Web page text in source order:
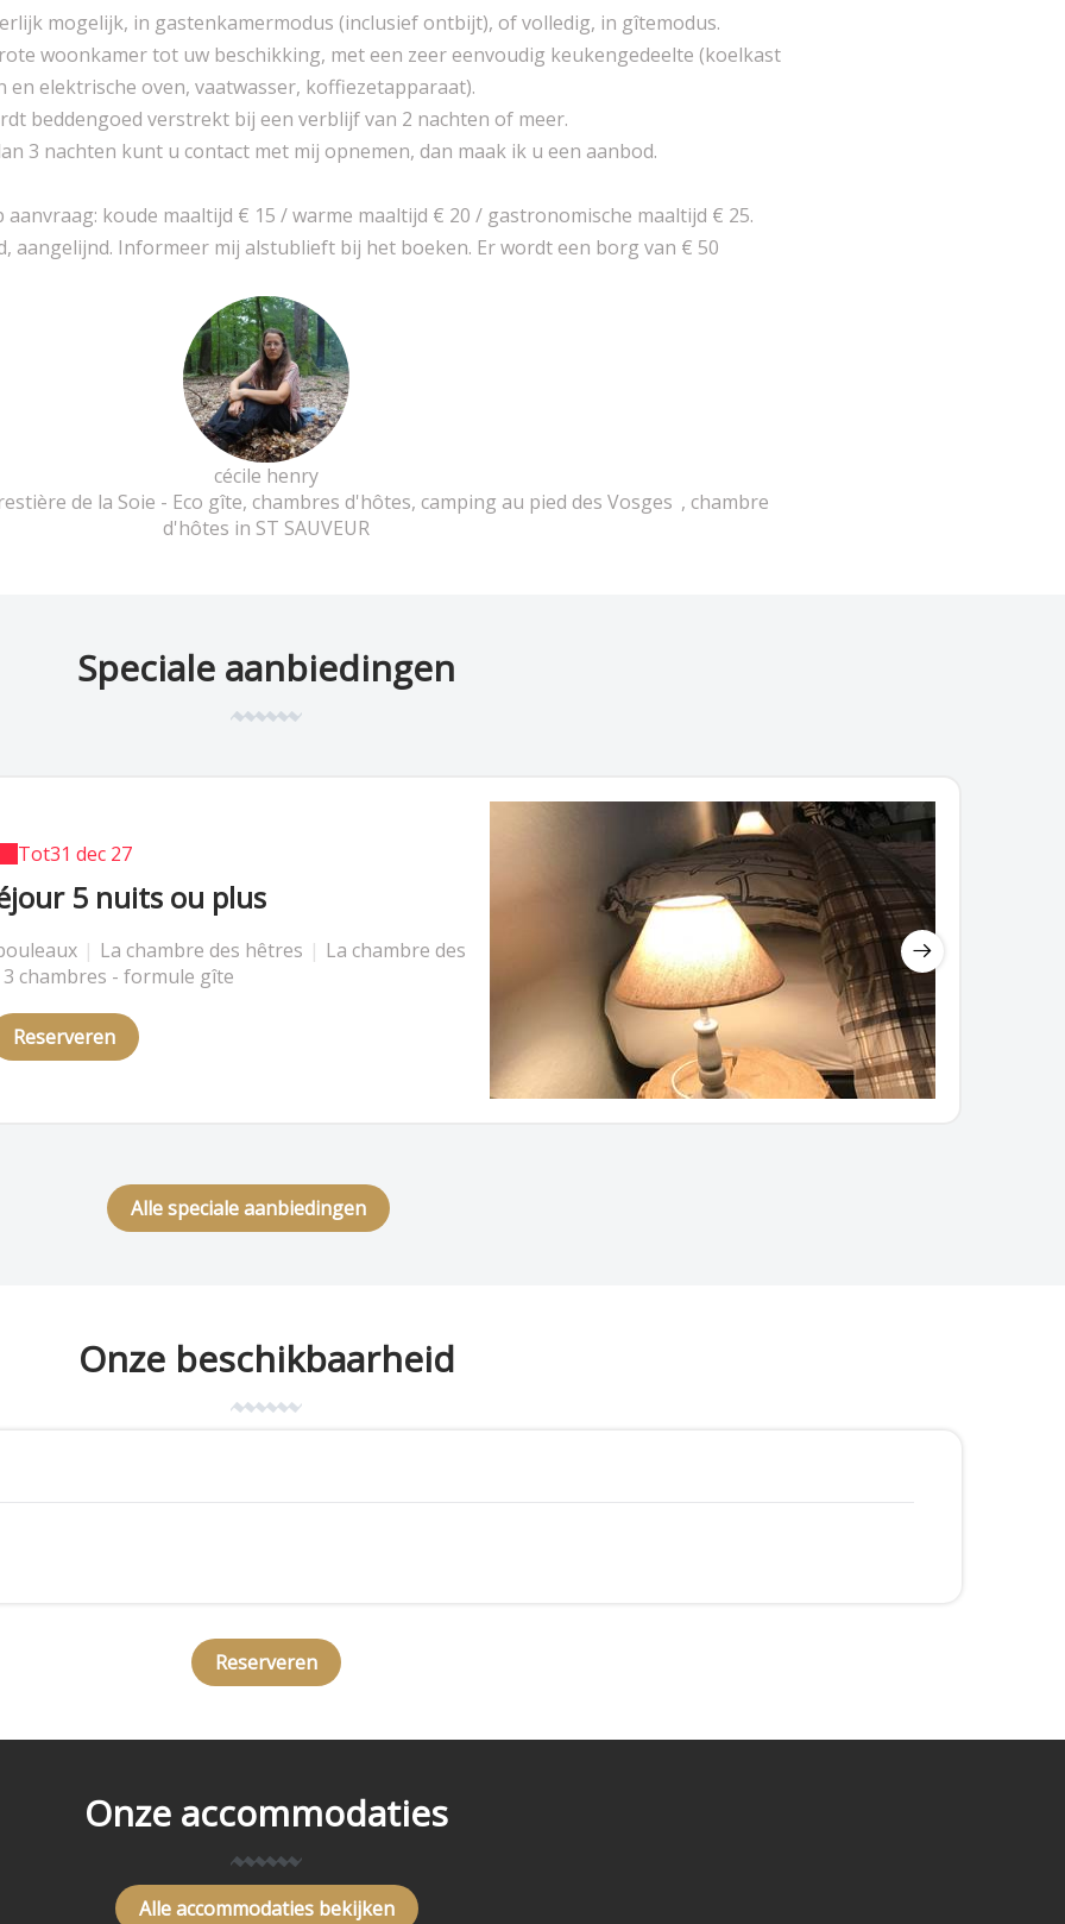
mogelijk, in gastenkamermodus (inclusief ontbijt), of volledig, in gîtemodus.
woonkamer tot uw beschikking, met een zeer eenvoudig keukengedeelte (koelkast
en elektrische oven, vaatwasser, koffiezetapparaat).
beddengoed verstrekt bij een verblijf van 2 nachten of meer.
3 nachten kunt u contact met mij opnemen, dan maak ik u een aanbod.
koude maaltijd € 15 / warme maaltijd € 20 / gastronomische maaltijd € 25.
aangelijnd. Informeer mij alstublieft bij het boeken. Er wordt een borg van € 50
cécile henry
de la Soie - Eco gîte, chambres d'hôtes, camping au pied des Vosges , chambre
d'hôtes in ST SAUVEUR
Speciale aanbiedingen
Tot31 dec 27
5 nuits ou plus
| La chambre des hêtres | La chambre des
3 chambres - formule gîte
Reserveren
Op dit moment!
dernière minute
| La chambre des hêtres | La chambre des
3 chambres - formule gîte
Reserveren
Alle speciale aanbiedingen
Onze beschikbaarheid
Reserveren
Onze accommodaties
Alle accommodaties bekijken